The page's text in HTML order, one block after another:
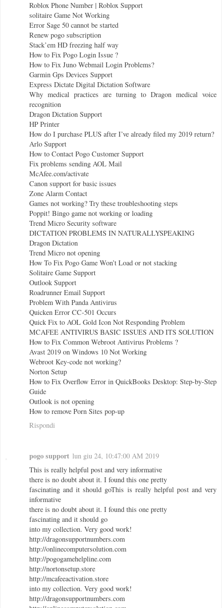
Roblox Phone Number | Roblox Support
solitaire Game Not Working
Error Sage 50 cannot be started
Renew pogo subscription
Stack’em HD freezing half way
How to Fix Pogo Login Issue ?
How to Fix Juno Webmail Login Problems?
Garmin Gps Devices Support
Express Dictate Digital Dictation Software
Why medical practices are turning to Dragon medical voice
recognition
Dragon Dictation Support
HP Printer
How do I purchase PLUS after I’ve already filed my 2019 return?
Arlo Support
How to Contact Pogo Customer Support
Fix problems sending AOL Mail
McAfee.com/activate
Canon support for basic issues
Zone Alarm Contact
Games not working? Try these troubleshooting steps
Poppit! Bingo game not working or loading
Trend Micro Security software
DICTATION PROBLEMS IN NATURALLYSPEAKING
Dragon Dictation
Trend Micro not opening
How To Fix Pogo Game Won’t Load or not stacking
Solitaire Game Support
Outlook Support
Roadrunner Email Support
Problem With Panda Antivirus
Quicken Error CC-501 Occurs
Quick Fix to AOL Gold Icon Not Responding Problem
MCAFEE ANTIVIRUS BASIC ISSUES AND ITS SOLUTION
How to Fix Common Webroot Antivirus Problems ?
Avast 2019 on Windows 10 Not Working
Webroot Key-code not working?
Norton Setup
How to Fix Overflow Error in QuickBooks Desktop: Step-by-Step
Guide
Outlook is not opening
How to remove Porn Sites pop-up
Rispondi
pogo support lun giu 24, 10:47:00 AM 2019
This is really helpful post and very informative
there is no doubt about it. I found this one pretty
fascinating and it should goThis is really helpful post and very
informative
there is no doubt about it. I found this one pretty
fascinating and it should go
into my collection. Very good work!
http://dragonsupportnumbers.com
http://onlinecomputersolution.com
http://pogogamehelpline.com
http://nortonsetup.store
http://mcafeeactivation.store
into my collection. Very good work!
http://dragonsupportnumbers.com